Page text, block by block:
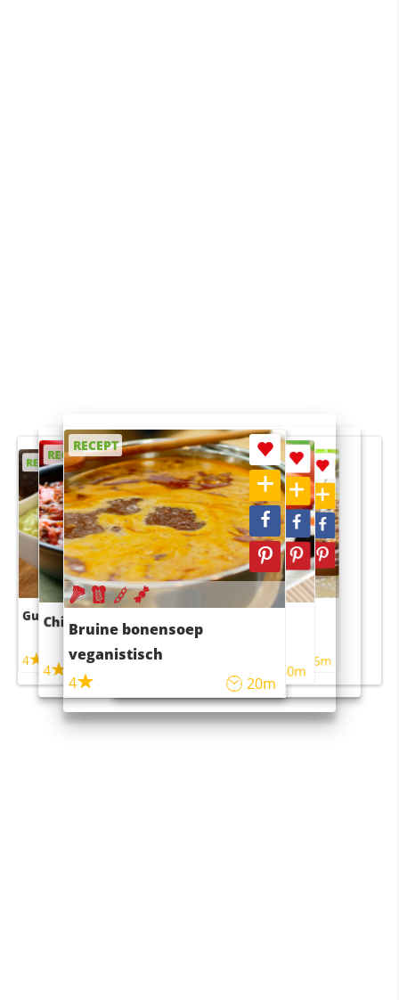
RECEPT
Guacamole
4
RECEPT
Chili con carne
4 45m
RECEPT
Bruine bonensoep
veganistisch
4
20m
RECEPT
Sushi rijstsalade
maaltijdsalade
40m
RECEPT
4 55m